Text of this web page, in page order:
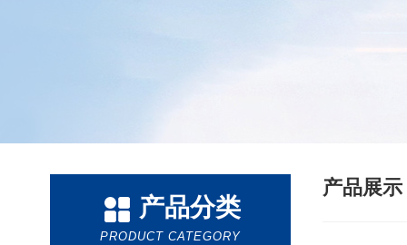
产品分类
PRODUCT CATEGORY
产品展示